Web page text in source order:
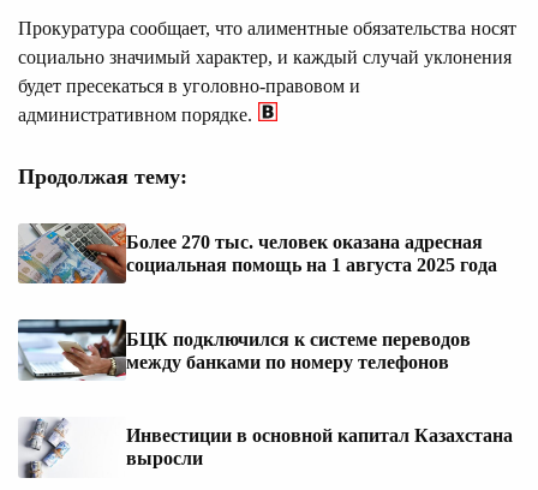
Прокуратура сообщает, что алиментные обязательства носят
социально значимый характер, и каждый случай уклонения
будет пресекаться в уголовно-правовом и
административном порядке.
Продолжая тему:
Более 270 тыс. человек оказана адресная
социальная помощь на 1 августа 2025 года
БЦК подключился к системе переводов
между банками по номеру телефонов
Инвестиции в основной капитал Казахстана
выросли